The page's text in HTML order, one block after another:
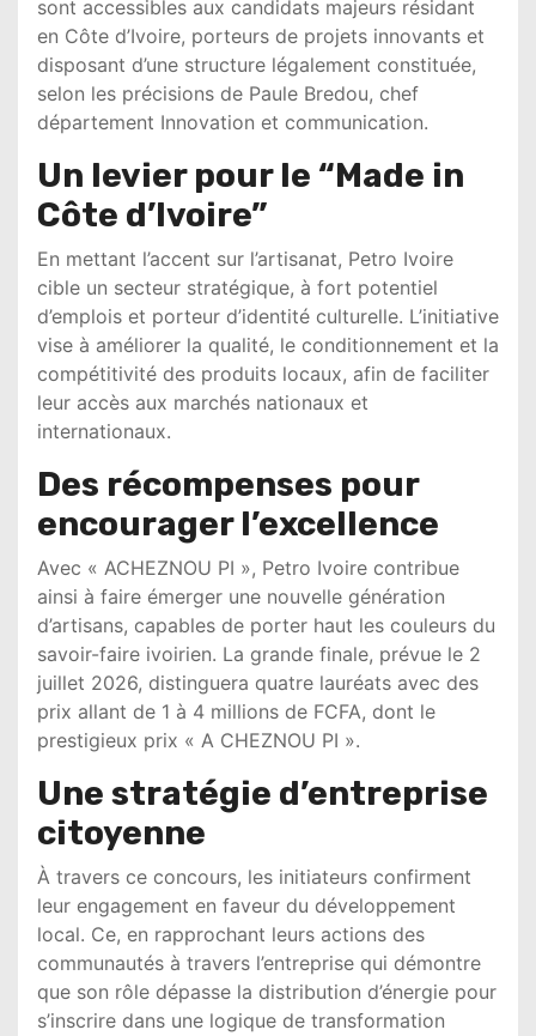
sont accessibles aux candidats majeurs résidant
en Côte d’Ivoire, porteurs de projets innovants et
disposant d’une structure légalement constituée,
selon les précisions de Paule Bredou, chef
département Innovation et communication.
Un levier pour le “Made in
Côte d’Ivoire”
En mettant l’accent sur l’artisanat, Petro Ivoire
cible un secteur stratégique, à fort potentiel
d’emplois et porteur d’identité culturelle. L’initiative
vise à améliorer la qualité, le conditionnement et la
compétitivité des produits locaux, afin de faciliter
leur accès aux marchés nationaux et
internationaux.
Des récompenses pour
encourager l’excellence
Avec « ACHEZNOU PI », Petro Ivoire contribue
ainsi à faire émerger une nouvelle génération
d’artisans, capables de porter haut les couleurs du
savoir-faire ivoirien. La grande finale, prévue le 2
juillet 2026, distinguera quatre lauréats avec des
prix allant de 1 à 4 millions de FCFA, dont le
prestigieux prix « A CHEZNOU PI ».
Une stratégie d’entreprise
citoyenne
À travers ce concours, les initiateurs confirment
leur engagement en faveur du développement
local. Ce, en rapprochant leurs actions des
communautés à travers l’entreprise qui démontre
que son rôle dépasse la distribution d’énergie pour
s’inscrire dans une logique de transformation